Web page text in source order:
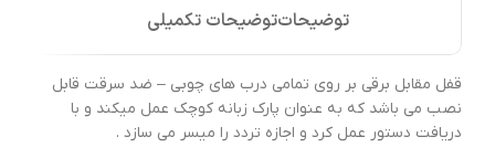
توضیحاتتوضیحات تکمیلی
قفل مقابل برقی بر روی تمامی درب های چوبی – ضد سرقت قابل
نصب می باشد که به عنوان پارک زبانه کوچک عمل میکند و با
دریافت دستور عمل کرد و اجازه تردد را میسر می سازد .